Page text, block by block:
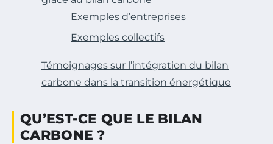
Exemples d’entreprises
Exemples collectifs
Témoignages sur l’intégration du bilan
carbone dans la transition énergétique
QU’EST-CE QUE LE BILAN
CARBONE ?